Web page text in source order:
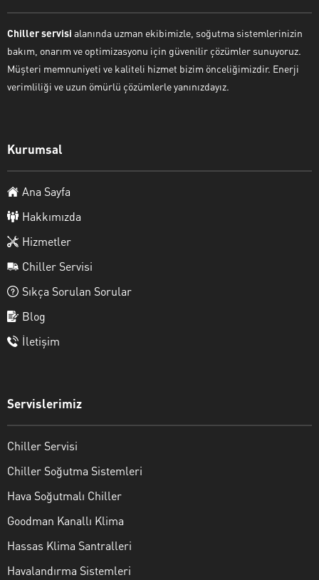
Chiller servisi alanında uzman ekibimizle, soğutma sistemlerinizin
bakım, onarım ve optimizasyonu için güvenilir çözümler sunuyoruz.
Müşteri memnuniyeti ve kaliteli hizmet bizim önceliğimizdir. Enerji
verimliliği ve uzun ömürlü çözümlerle yanınızdayız.
Kurumsal
Ana Sayfa
Hakkımızda
Hizmetler
Chiller Servisi
Sıkça Sorulan Sorular
Blog
İletişim
Servislerimiz
Chiller Servisi
Chiller Soğutma Sistemleri
Hava Soğutmalı Chiller
Goodman Kanallı Klima
Hassas Klima Santralleri
Havalandırma Sistemleri